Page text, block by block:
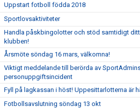
Uppstart fotboll födda 2018
Sportlovsaktiviteter
Handla påskbingolotter och stöd samtidigt
klubben!
Årsmöte söndag 16 mars, välkomna!
Viktigt meddelande till berörda av
personuppgiftsincident
Fyll på lagkassan i höst! Uppesittarlotterna är
Fotbollsavslutning söndag 13 okt